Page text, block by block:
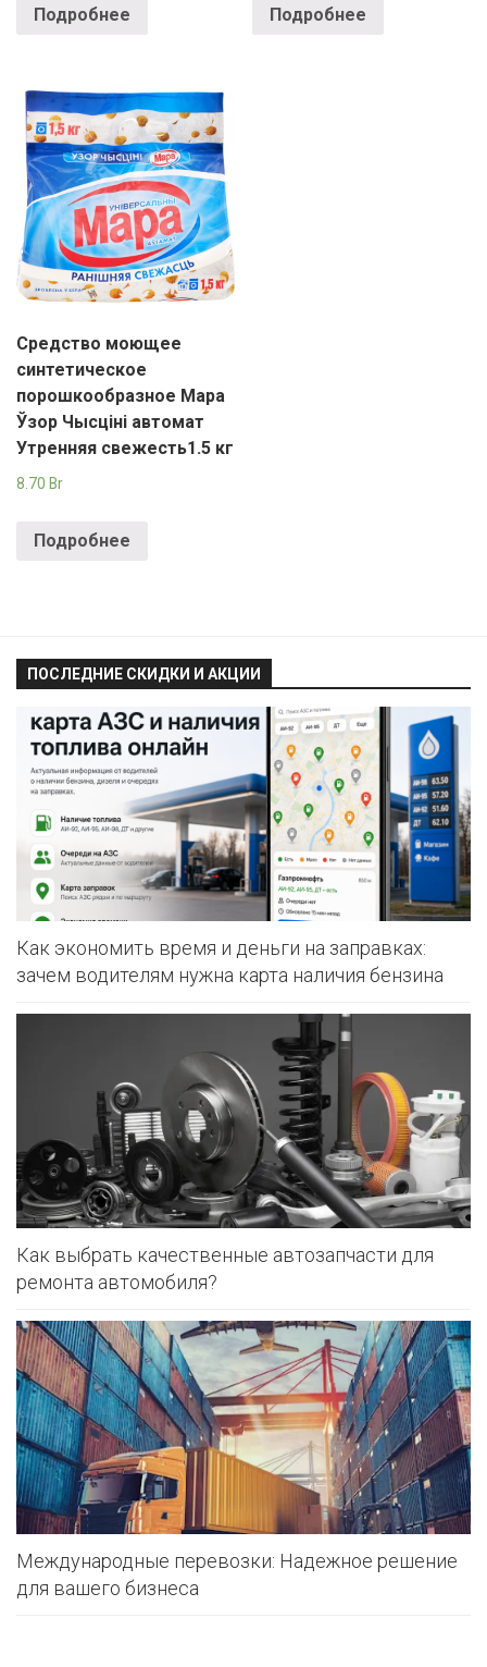
Подробнее Подробнее
Средство моющее
синтетическое
порошкообразное Мара
Ўзор Чысціні автомат
Утренняя свежесть1.5 кг
8.70 Br
Подробнее
ПОСЛЕДНИЕ СКИДКИ И АКЦИИ
Как экономить время и деньги на заправках:
зачем водителям нужна карта наличия бензина
Как выбрать качественные автозапчасти для
ремонта автомобиля?
Международные перевозки: Надежное решение
для вашего бизнеса